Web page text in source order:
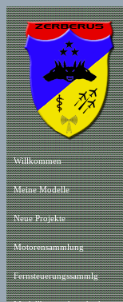
Willkommen
Meine Modelle
Neue Projekte
Motorensammlung
Fernsteuerungssammlg